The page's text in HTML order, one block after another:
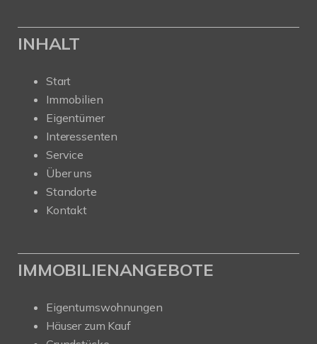
INHALT
Start
Immobilien
Eigentümer
Interessenten
Service
Über uns
Standorte
Kontakt
IMMOBILIENANGEBOTE
Eigentumswohnungen
Häuser zum Kauf